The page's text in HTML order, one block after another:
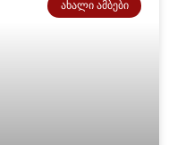
ᲐᲮᲐᲚᲘ ᲐᲛᲑᲔᲑᲘ